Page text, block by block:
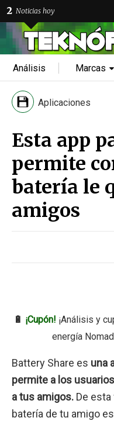
2 Noticias hoy
Análisis Marcas
Aplicaciones
Esta app
permite
batería le
amigos
🔋 ¡Cupón! ¡Análisis y
energía
Battery Share es una
permite a los
a tus amigos. De
batería de tu amigo